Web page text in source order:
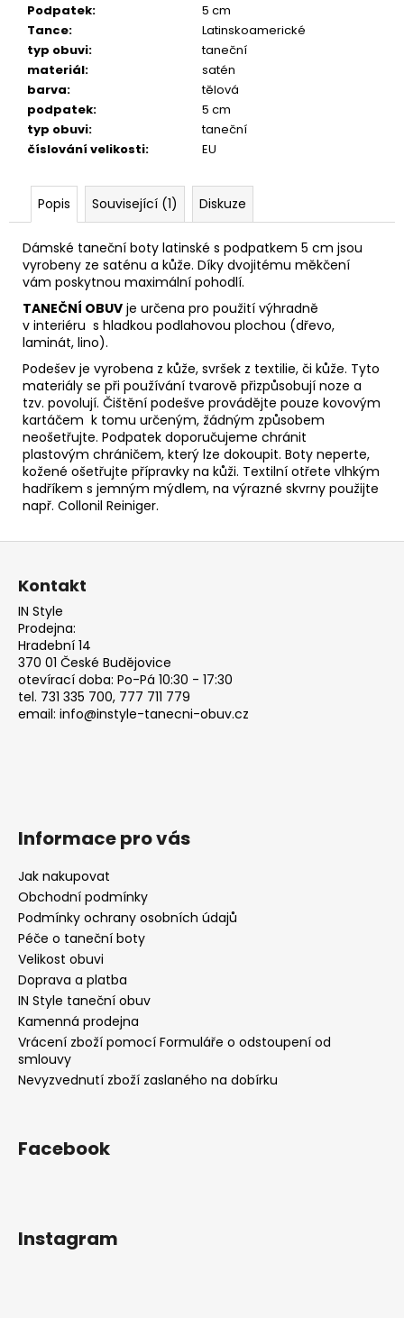
Podpatek:
5 cm
Tance:
Latinskoamerické
typ obuvi:
taneční
materiál:
satén
barva:
tělová
podpatek:
5 cm
typ obuvi:
taneční
číslování velikosti: EU
Popis Související (1) Diskuze
Dámské taneční boty latinské s podpatkem 5 cm jsou
vyrobeny ze saténu a kůže. Díky dvojitému měkčení
vám poskytnou maximální pohodlí.
TANEČNÍ OBUV je určena pro použití výhradně
v interiéru s hladkou podlahovou plochou (dřevo,
laminát, lino).
Podešev je vyrobena z kůže, svršek z textilie, či kůže. Tyto
materiály se při používání tvarově přizpůsobují noze a
tzv. povolují. Čištění podešve provádějte pouze kovovým
kartáčem k tomu určeným, žádným způsobem
neošetřujte. Podpatek doporučujeme chránit
plastovým chráničem, který lze dokoupit. Boty neperte,
kožené ošetřujte přípravky na kůži. Textilní otřete vlhkým
hadříkem s jemným mýdlem, na výrazné skvrny použijte
např. Collonil Reiniger.
890
Kč
Z
Kontakt
IN Style
Prodejna:
Hradební 14
370 01 České Budějovice
otevírací doba: Po-Pá 10:30 - 17:30
tel. 731 335 700, 777 711 779
email: info@instyle-tanecni-obuv.cz
Informace pro vás
Jak nakupovat
Obchodní podmínky
Podmínky ochrany osobních údajů
Péče o taneční boty
Velikost obuvi
Doprava a platba
IN Style taneční obuv
Kamenná prodejna
Vrácení zboží pomocí Formuláře o odstoupení od
smlouvy
Nevyzvednutí zboží zaslaného na dobírku
Facebook
Instagram